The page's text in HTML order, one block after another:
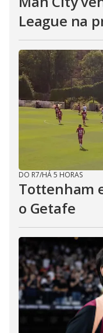
League na
DO R7/HÁ 5 HORAS
Tottenham
o Getafe